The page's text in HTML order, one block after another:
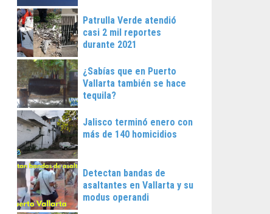
Patrulla Verde atendió
casi 2 mil reportes
durante 2021
¿Sabías que en Puerto
Vallarta también se hace
tequila?
Jalisco terminó enero con
más de 140 homicidios
Detectan bandas de
asaltantes en Vallarta y su
modus operandi